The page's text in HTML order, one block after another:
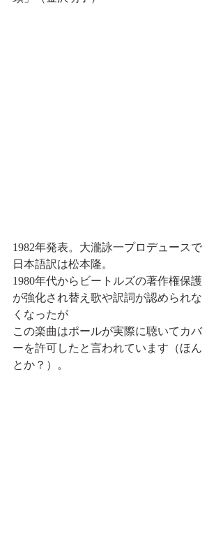
1982年発表。大瀧詠一プロデュースで
日本語訳は松本隆。
1980年代からビートルズの著作権保護
が強化され替え歌や訳詞が認められな
くなったが
この楽曲はポールが実際に聴いてカバ
ーを許可したと言われています（ほん
とか？）。